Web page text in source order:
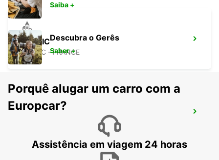
PORNIC
PORNIC - FRANCE
AEROPORTO DE NANTES
Saiba +
Descubra o Gerês
Saber +
Porquê alugar um carro com a
Europcar?
Assistência em viagem 24 horas